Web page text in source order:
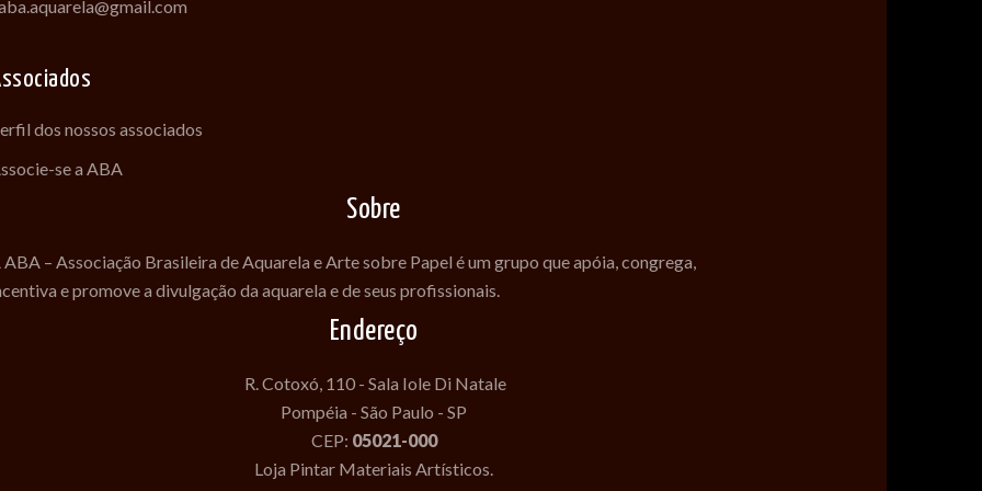
dos nossos associados
se a ABA
Sobre
ABA – Associação Brasileira de Aquarela e Arte sobre Papel é um grupo que apóia, congrega,
e promove a divulgação da aquarela e de seus profissionais.
Endereço
R. Cotoxó, 110 - Sala Iole Di Natale
Pompéia - São Paulo - SP
CEP: 05021-000
Loja Pintar Materiais Artísticos.